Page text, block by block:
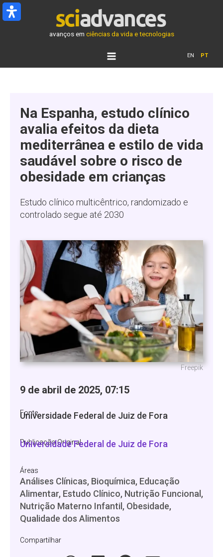
Ir
para
avanços em ciências da vida e tecnologias
EN PT
Na Espanha, estudo clínico
avalia efeitos da dieta
mediterrânea e estilo de vida
saudável sobre o risco de
obesidade em crianças
Estudo clínico multicêntrico, randomizado e
controlado segue até 2030
Freepik
9 de abril de 2025, 07:15
Fonte
Universidade Federal de Juiz de Fora
Publicação Original
Universidade Federal de Juiz de Fora
Áreas
Análises Clínicas, Bioquímica, Educação
Alimentar, Estudo Clínico, Nutrição Funcional,
Nutrição Materno Infantil, Obesidade,
Qualidade dos Alimentos
Compartilhar